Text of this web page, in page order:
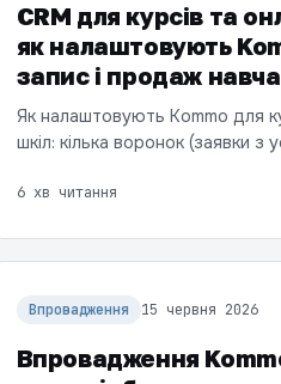
CRM для курсів та
як налаштовують
запис і продаж
Як налаштовують Kommo для
шкіл: кілька воронок (заявки з
месенджери в одному місці,
продаж і запис, а не саму
6 хв читання
Впровадження 15 червня 2026
Впровадження